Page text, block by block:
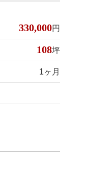
330,000円
108坪
1ヶ月